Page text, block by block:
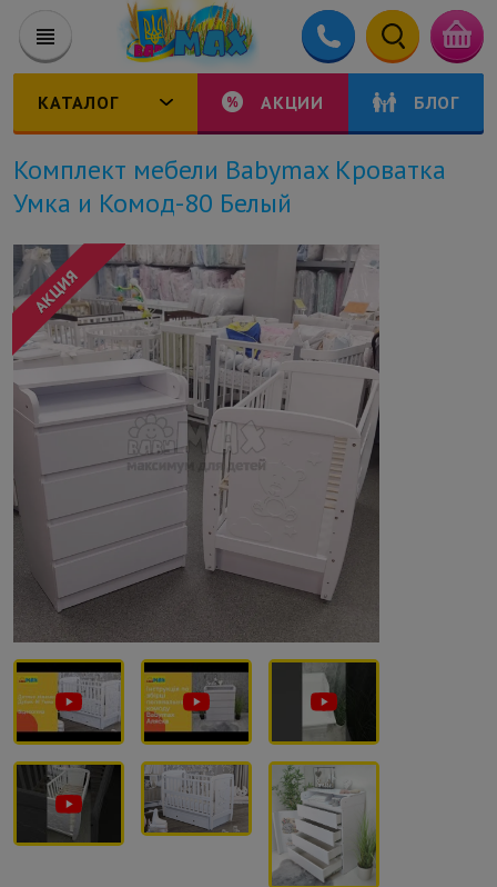
КАТАЛОГ АКЦИИ БЛОГ
Комплект мебели Babymax Кроватка
Умка и Комод-80 Белый